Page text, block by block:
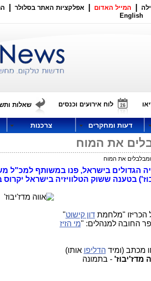
המייל האדום אפלקציות האתר בסלולר
English
לוח אירועים וכנסים שאלות
דעות ומחקרים צרכנות
שלושת ערוצי הטלוויזיה הגדולים בישראל, פנו במשותף
בטענה ששוק הטלוויזיה בישראל יקרוס
הכריזו "מלחמתדון קישוט"
החובה למנהלים: "מי הזיז
הדליפו אותו)
מדז'יבוז' - בתמונה